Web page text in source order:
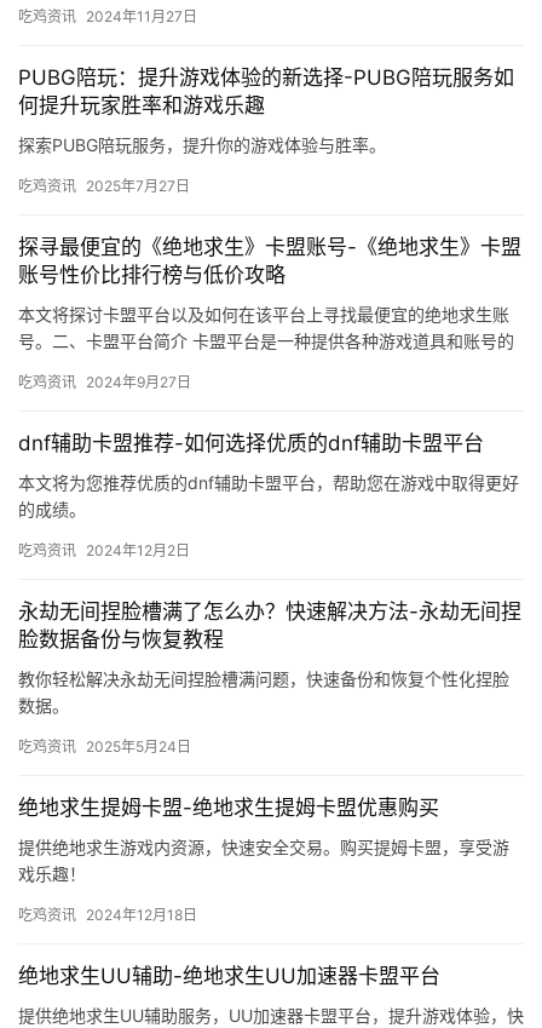
吃鸡资讯 2024年11月27日
PUBG陪玩：提升游戏体验的新选择-PUBG陪玩服务如
何提升玩家胜率和游戏乐趣
探索PUBG陪玩服务，提升你的游戏体验与胜率。
吃鸡资讯 2025年7月27日
探寻最便宜的《绝地求生》卡盟账号-《绝地求生》卡盟
账号性价比排行榜与低价攻略
本文将探讨卡盟平台以及如何在该平台上寻找最便宜的绝地求生账
号。二、卡盟平台简介 卡盟平台是一种提供各种游戏道具和账号的
吃鸡资讯 2024年9月27日
dnf辅助卡盟推荐-如何选择优质的dnf辅助卡盟平台
本文将为您推荐优质的dnf辅助卡盟平台，帮助您在游戏中取得更好
的成绩。
吃鸡资讯 2024年12月2日
永劫无间捏脸槽满了怎么办？快速解决方法-永劫无间捏
脸数据备份与恢复教程
教你轻松解决永劫无间捏脸槽满问题，快速备份和恢复个性化捏脸
数据。
吃鸡资讯 2025年5月24日
绝地求生提姆卡盟-绝地求生提姆卡盟优惠购买
提供绝地求生游戏内资源，快速安全交易。购买提姆卡盟，享受游
戏乐趣！
吃鸡资讯 2024年12月18日
绝地求生UU辅助-绝地求生UU加速器卡盟平台
提供绝地求生UU辅助服务，UU加速器卡盟平台，提升游戏体验，快